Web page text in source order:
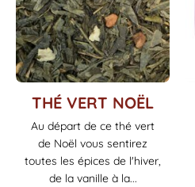
THÉ VERT NOËL
Au départ de ce thé vert
de Noël vous sentirez
toutes les épices de l'hiver,
de la vanille à la...
Ce
plusieurs
variations.